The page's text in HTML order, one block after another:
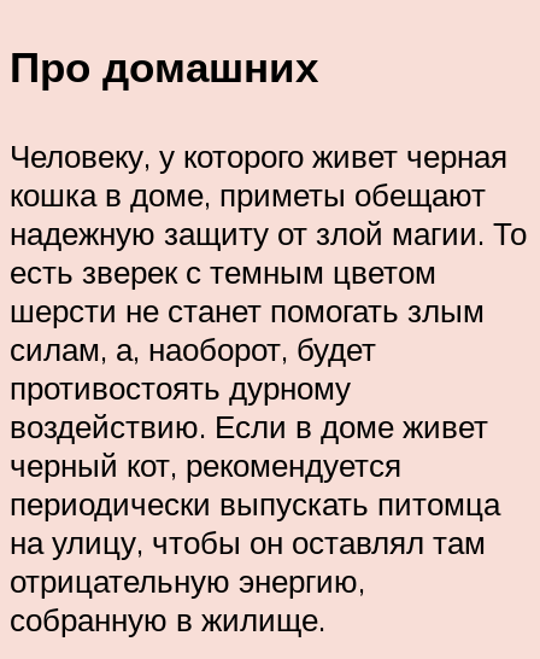
Про домашних
Человеку, у которого живет черная
кошка в доме, приметы обещают
надежную защиту от злой магии. То
есть зверек с темным цветом
шерсти не станет помогать злым
силам, а, наоборот, будет
противостоять дурному
воздействию. Если в доме живет
черный кот, рекомендуется
периодически выпускать питомца
на улицу, чтобы он оставлял там
отрицательную энергию,
собранную в жилище.